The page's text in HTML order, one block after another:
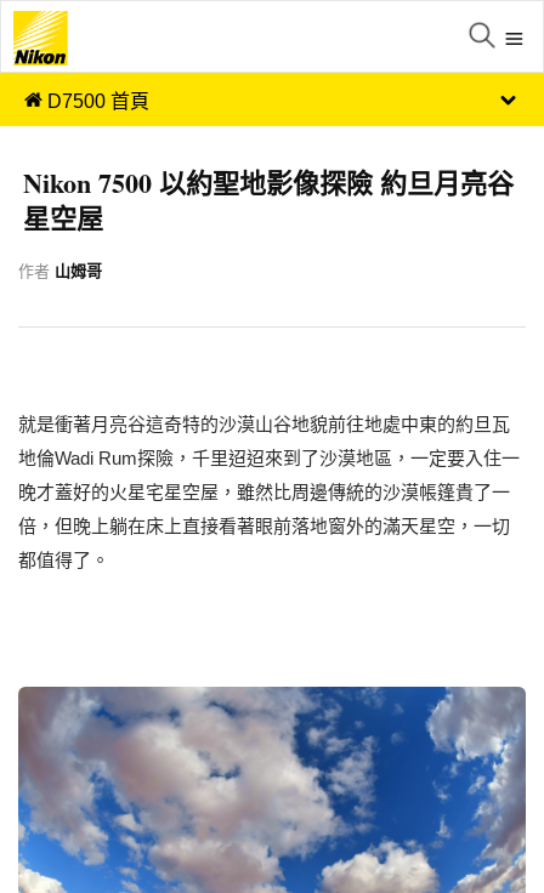
D7500 首頁
Nikon 7500 以約聖地影像探險 約旦月亮谷
星空屋
作者 山姆哥
就是衝著月亮谷這奇特的沙漠山谷地貌前往地處中東的約旦瓦
地倫Wadi Rum探險，千里迢迢來到了沙漠地區，一定要入住一
晚才蓋好的火星宅星空屋，雖然比周邊傳統的沙漠帳篷貴了一
倍，但晚上躺在床上直接看著眼前落地窗外的滿天星空，一切
都值得了。